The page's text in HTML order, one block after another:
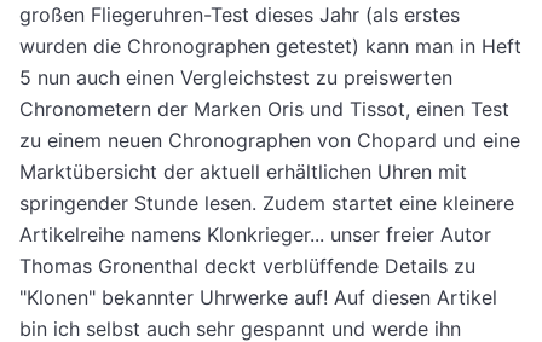
großen Fliegeruhren-Test dieses Jahr (als erstes
wurden die Chronographen getestet) kann man in Heft
5 nun auch einen Vergleichstest zu preiswerten
Chronometern der Marken Oris und Tissot, einen Test
zu einem neuen Chronographen von Chopard und eine
Marktübersicht der aktuell erhältlichen Uhren mit
springender Stunde lesen. Zudem startet eine kleinere
Artikelreihe namens Klonkrieger... unser freier Autor
Thomas Gronenthal deckt verblüffende Details zu
"Klonen" bekannter Uhrwerke auf! Auf diesen Artikel
bin ich selbst auch sehr gespannt und werde ihn